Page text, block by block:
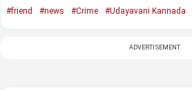
#friend #news #Crime #Udayavani Kannada
ADVERTISEMENT